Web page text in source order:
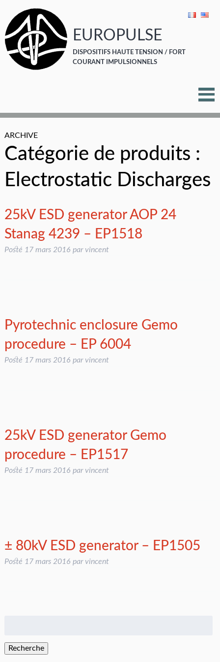
EUROPULSE
DISPOSITIFS HAUTE TENSION / FORT
COURANT IMPULSIONNELS
ARCHIVE
Catégorie de produits :
Electrostatic Discharges
25kV ESD generator AOP 24
Stanag 4239 – EP1518
Posté 17 mars 2016 par vincent
Pyrotechnic enclosure Gemo
procedure – EP 6004
Posté 17 mars 2016 par vincent
25kV ESD generator Gemo
procedure – EP1517
Posté 17 mars 2016 par vincent
± 80kV ESD generator – EP1505
Posté 17 mars 2016 par vincent
Recherche